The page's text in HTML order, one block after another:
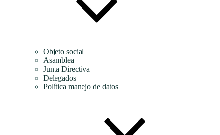
Objeto social
Asamblea
Junta Directiva
Delegados
Política manejo de datos